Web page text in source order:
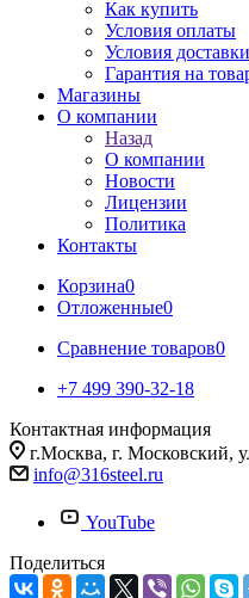
Как купить
Условия оплаты
Условия доставки
Гарантия на
Магазины
О компании
Назад
О компании
Новости
Лицензии
Политика
Контакты
Корзина0
Отложенные0
Сравнение товаров0
+7 499 390-32-18
Контактная информация
г.Москва, г. Московский,
info@316steel.ru
YouTube
Поделиться